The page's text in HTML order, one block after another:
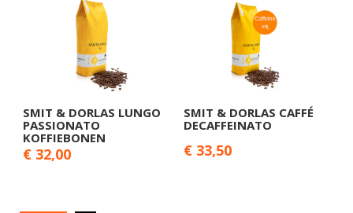
SMIT & DORLAS LUNGO
PASSIONATO
KOFFIEBONEN
€ 32,00
SMIT & DORLAS CAFFÉ
DECAFFEINATO
€ 33,50